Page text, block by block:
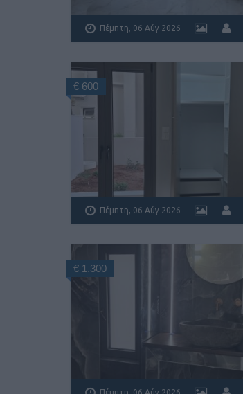
Πέμπτη, 06 Αύγ 2026
€ 600
Πέμπτη, 06 Αύγ 2026
€ 1.300
Πέμπτη, 06 Αύγ 2026